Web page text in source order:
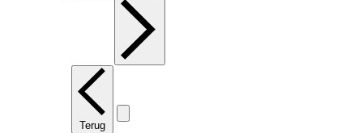
Terug